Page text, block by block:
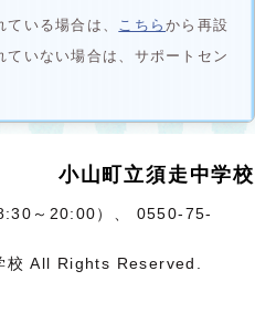
いる場合は、 こちらから再設
ていない場合は、サポートセン
小山町立須走中学校
～20:00）、 0550-75-
校 All Rights Reserved.